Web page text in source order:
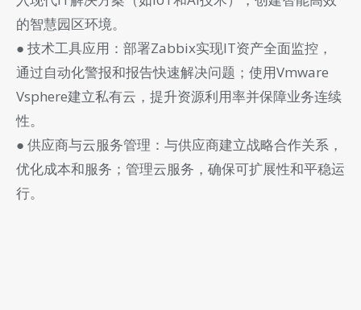
的智慧园区环境。
● 技术工具应用：部署Zabbix实现IT资产全面监控，
通过自动化警报和报告快速解决问题；使用Vmware
Vsphere建立私有云，提升资源利用率并保障业务连续
性。
● 供应商与云服务管理：与供应商建立战略合作关系，
优化成本和服务；管理云服务，确保可扩展性和平稳运
行。